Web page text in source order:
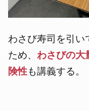
わさび寿司を引い
ため、わさびの大
険性も講義する。